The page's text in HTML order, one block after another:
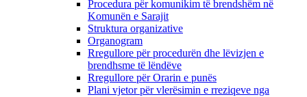
Procedura për komunikim të brendshëm në
Komunën e Sarajit
Struktura organizative
Organogram
Rregullore për procedurën dhe lëvizjen e
brendhsme të lëndëve
Rregullore për Orarin e punës
Plani vjetor për vlerësimin e rreziqeve nga